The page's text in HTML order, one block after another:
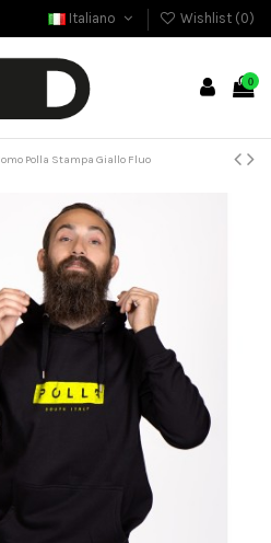
Italiano Wishlist (0)
0
Polla Stampa Giallo Fluo